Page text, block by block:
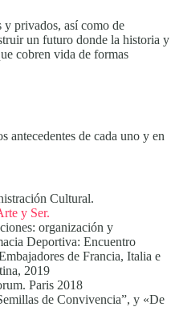
privados, así como de
un futuro donde la historia y
cobren vida de formas
antecedentes de cada uno y en
Cultural.
y Ser.
organización y
Deportiva: Encuentro
de Francia, Italia e
2019
Paris 2018
de Convivencia”, y «De